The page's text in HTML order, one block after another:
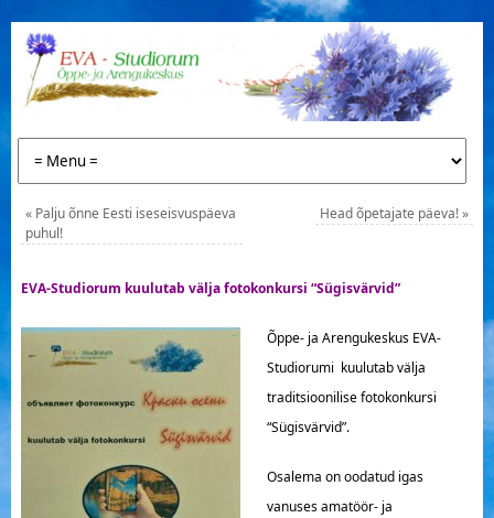
«Palju õnne Eesti iseseisvuspäeva
puhul!
Head õpetajate päeva!»
EVA-Studiorum kuulutab välja fotokonkursi “Sügisvärvid”
Õppe- ja Arengukeskus EVA-
Studiorumi kuulutab välja
traditsioonilise fotokonkursi
“Sügisvärvid”.
Osalema on oodatud igas
vanuses amatöör- ja